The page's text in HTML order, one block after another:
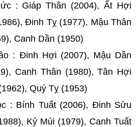
: Giáp Thân (2004), Ất Hợi
Đinh Tỵ (1977), Mậu Thân
Canh Dần (1950)
: Đinh Hợi (2007), Mậu Dần
Canh Thân (1980), Tân Hợi
Quý Tỵ (1953)
: Bính Tuất (2006), Đinh Sửu
Kỷ Mùi (1979), Canh Tuất